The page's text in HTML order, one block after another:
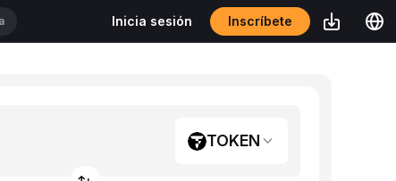
Inicia sesión Inscríbete
TOKEN